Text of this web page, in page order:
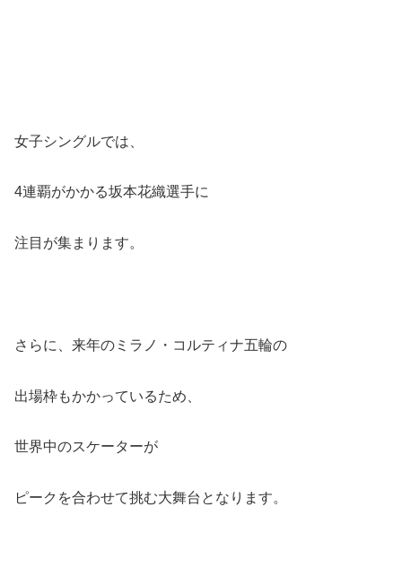
女子シングルでは、
4連覇がかかる坂本花織選手に
注目が集まります。
さらに、来年のミラノ・コルティナ五輪の
出場枠もかかっているため、
世界中のスケーターが
ピークを合わせて挑む大舞台となります。